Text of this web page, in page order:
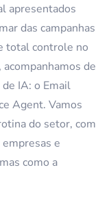
apresentados
das campanhas
total controle no
de
IA: o Email
Agent. Vamos
do setor, com
e
como a